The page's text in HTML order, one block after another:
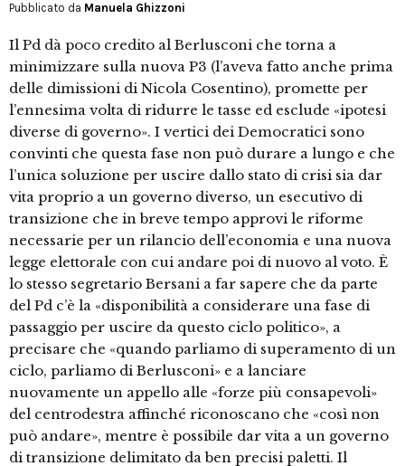
Pubblicato da Manuela Ghizzoni
Il Pd dà poco credito al Berlusconi che torna a
minimizzare sulla nuova P3 (l’aveva fatto anche prima
delle dimissioni di Nicola Cosentino), promette per
l’ennesima volta di ridurre le tasse ed esclude «ipotesi
diverse di governo». I vertici dei Democratici sono
convinti che questa fase non può durare a lungo e che
l’unica soluzione per uscire dallo stato di crisi sia dar
vita proprio a un governo diverso, un esecutivo di
transizione che in breve tempo approvi le riforme
necessarie per un rilancio dell’economia e una nuova
legge elettorale con cui andare poi di nuovo al voto. È
lo stesso segretario Bersani a far sapere che da parte
del Pd c’è la «disponibilità a considerare una fase di
passaggio per uscire da questo ciclo politico», a
precisare che «quando parliamo di superamento di un
ciclo, parliamo di Berlusconi» e a lanciare
nuovamente un appello alle «forze più consapevoli»
del centrodestra affinché riconoscano che «così non
può andare», mentre è possibile dar vita a un governo
di transizione delimitato da ben precisi paletti. Il